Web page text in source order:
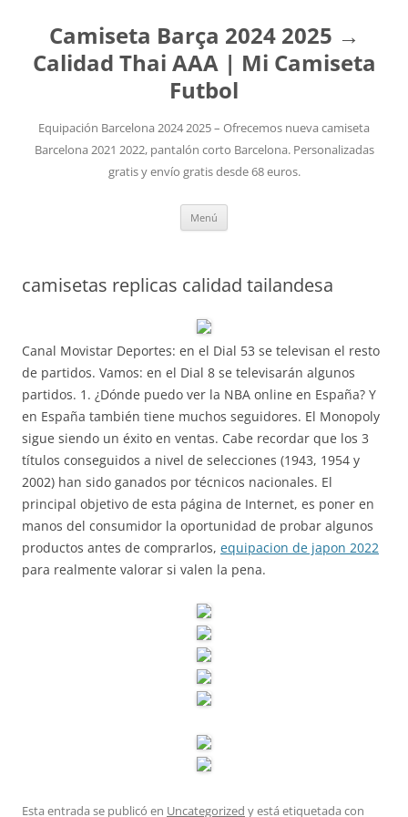
Camiseta Barça 2024 2025 →
Calidad Thai AAA | Mi Camiseta
Futbol
Equipación Barcelona 2024 2025 – Ofrecemos nueva camiseta
Barcelona 2021 2022, pantalón corto Barcelona. Personalizadas
gratis y envío gratis desde 68 euros.
Menú
camisetas replicas calidad tailandesa
Canal Movistar Deportes: en el Dial 53 se televisan el resto
de partidos. Vamos: en el Dial 8 se televisarán algunos
partidos. 1. ¿Dónde puedo ver la NBA online en España? Y
en España también tiene muchos seguidores. El Monopoly
sigue siendo un éxito en ventas. Cabe recordar que los 3
títulos conseguidos a nivel de selecciones (1943, 1954 y
2002) han sido ganados por técnicos nacionales. El
principal objetivo de esta página de Internet, es poner en
manos del consumidor la oportunidad de probar algunos
productos antes de comprarlos, equipacion de japon 2022
para realmente valorar si valen la pena.
Esta entrada se publicó en Uncategorized y está etiquetada con